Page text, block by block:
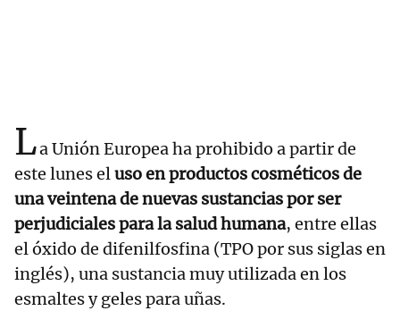
La Unión Europea ha prohibido a partir de
este lunes eluso en productos cosméticos de
una veintena de nuevas sustancias por ser
perjudiciales para la salud humana, entre ellas
el óxido de difenilfosfina (TPO por sus siglas en
inglés), una sustancia muy utilizada en los
esmaltes y geles para uñas.